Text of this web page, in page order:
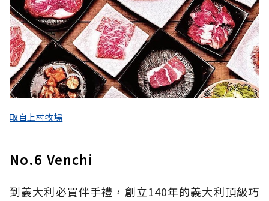
取自上村牧場
No.6 Venchi
到義大利必買伴手禮，創立140年的義大利頂級巧